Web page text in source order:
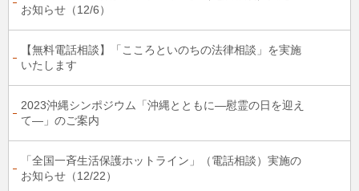
お知らせ（12/6）
【無料電話相談】「こころといのちの法律相談」を実施
いたします
2023沖縄シンポジウム「沖縄とともに―慰霊の日を迎え
て―」のご案内
「全国一斉生活保護ホットライン」（電話相談）実施の
お知らせ（12/22）